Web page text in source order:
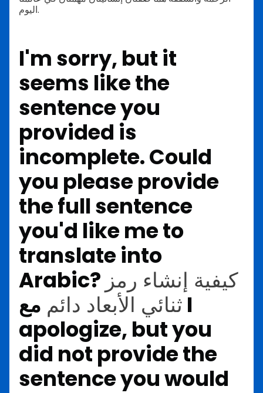
اليوم.
I'm sorry, but it
seems like the
sentence you
provided is
incomplete. Could
you please provide
the full sentence
you'd like me to
translate into
Arabic? كيفية إنشاء رمز
ثنائي الأبعاد دائم I
apologize, but you
did not provide the
sentence you would